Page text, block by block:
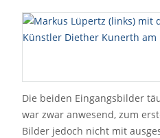
Die beiden Eingangsbilder
war zwar anwesend, zum
Bilder jedoch nicht mit